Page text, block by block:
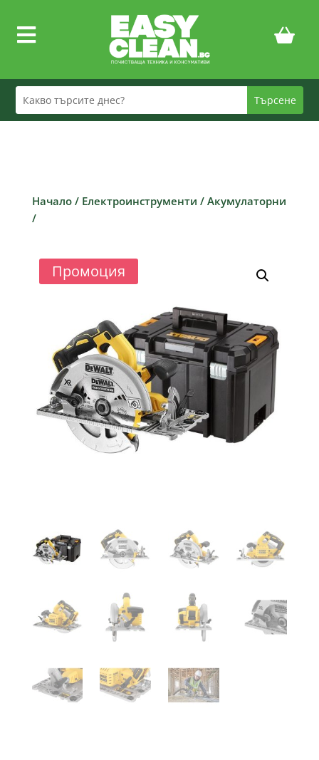

Начало/ Електроинструменти / Акумулаторни
/
Промоция